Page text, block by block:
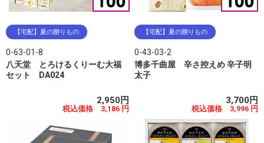
【宅配】夏の贈りもの
0-63-01-8
八天堂 とろけるくりーむ大福
セット DA024
2,950円
税込価格 3,186 円
【宅配】夏の贈りもの
0-43-03-2
博多千曲屋 辛さ控えめ 辛子明
太子
3,700円
税込価格 3,996 円